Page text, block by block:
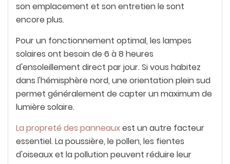
son emplacement et son entretien le sont
encore plus.
Pour un fonctionnement optimal, les lampes
solaires ont besoin de 6 à 8 heures
d'ensoleillement direct par jour. Si vous habitez
dans l'hémisphère nord, une orientation plein sud
permet généralement de capter un maximum de
lumière solaire.
La propreté des panneauxest un autre facteur
essentiel. La poussière, le pollen, les fientes
d'oiseaux et la pollution peuvent réduire leur